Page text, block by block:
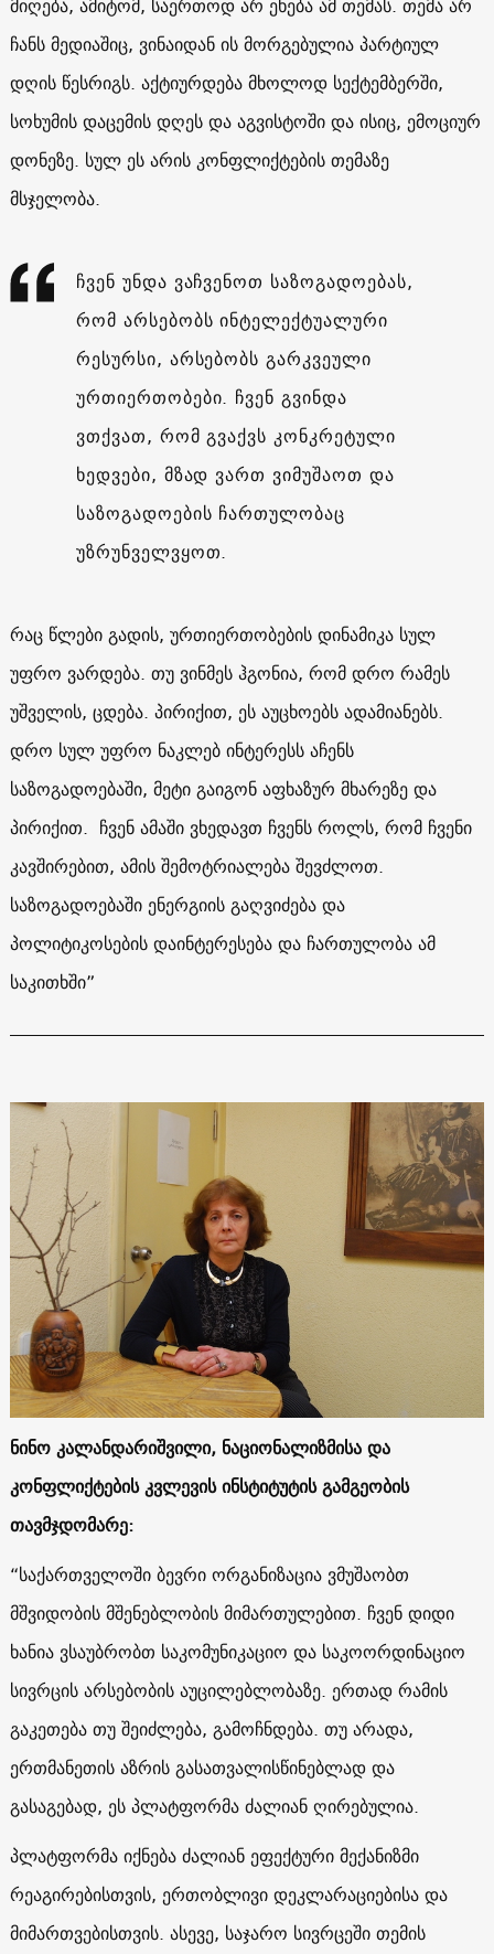
ჩანს მედიაშიც, ვინაიდან ის მორგებულია პარტიულ
დღის წესრიგს. აქტიურდება მხოლოდ სექტემბერში,
სოხუმის დაცემის დღეს და აგვისტოში და ისიც, ემოციურ
დონეზე. სულ ეს არის კონფლიქტების თემაზე
მსჯელობა.
ჩვენ უნდა ვაჩვენოთ საზოგადოებას,
რომ არსებობს ინტელექტუალური
რესურსი, არსებობს გარკვეული
ურთიერთობები. ჩვენ გვინდა
ვთქვათ, რომ გვაქვს კონკრეტული
ხედვები, მზად ვართ ვიმუშაოთ და
საზოგადოების ჩართულობაც
უზრუნველვყოთ.
რაც წლები გადის, ურთიერთობების დინამიკა სულ
უფრო ვარდება. თუ ვინმეს ჰგონია, რომ დრო რამეს
უშველის, ცდება. პირიქით, ეს აუცხოებს ადამიანებს.
დრო სულ უფრო ნაკლებ ინტერესს აჩენს
საზოგადოებაში, მეტი გაიგონ აფხაზურ მხარეზე და
პირიქით. ჩვენ ამაში ვხედავთ ჩვენს როლს, რომ ჩვენი
კავშირებით, ამის შემოტრიალება შევძლოთ.
საზოგადოებაში ენერგიის გაღვიძება და
პოლიტიკოსების დაინტერესება და ჩართულობა ამ
საკითხში”
ნინო კალანდარიშვილი, ნაციონალიზმისა და
კონფლიქტების კვლევის ინსტიტუტის გამგეობის
თავმჯდომარე:
“საქართველოში ბევრი ორგანიზაცია ვმუშაობთ
მშვიდობის მშენებლობის მიმართულებით. ჩვენ დიდი
ხანია ვსაუბრობთ საკომუნიკაციო და საკოორდინაციო
სივრცის არსებობის აუცილებლობაზე. ერთად რამის
გაკეთება თუ შეიძლება, გამოჩნდება. თუ არადა,
ერთმანეთის აზრის გასათვალისწინებლად და
გასაგებად, ეს პლატფორმა ძალიან ღირებულია.
პლატფორმა იქნება ძალიან ეფექტური მექანიზმი
რეაგირებისთვის, ერთობლივი დეკლარაციებისა და
მიმართვებისთვის. ასევე, საჯარო სივრცეში თემის